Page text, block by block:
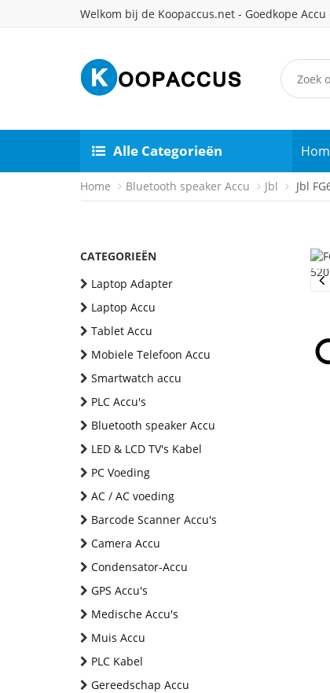
Welkom bij de Koopaccus.net - Goedkope
Alle Categorieën
Home Bluetooth speaker Accu Jbl Jbl
CATEGORIEËN
Laptop Adapter
Laptop Accu
Tablet Accu
Mobiele Telefoon Accu
Smartwatch accu
PLC Accu's
Bluetooth speaker Accu
LED & LCD TV's Kabel
PC Voeding
AC / AC voeding
Barcode Scanner Accu's
Camera Accu
Condensator-Accu
GPS Accu's
Medische Accu's
Muis Accu
PLC Kabel
Gereedschap Accu